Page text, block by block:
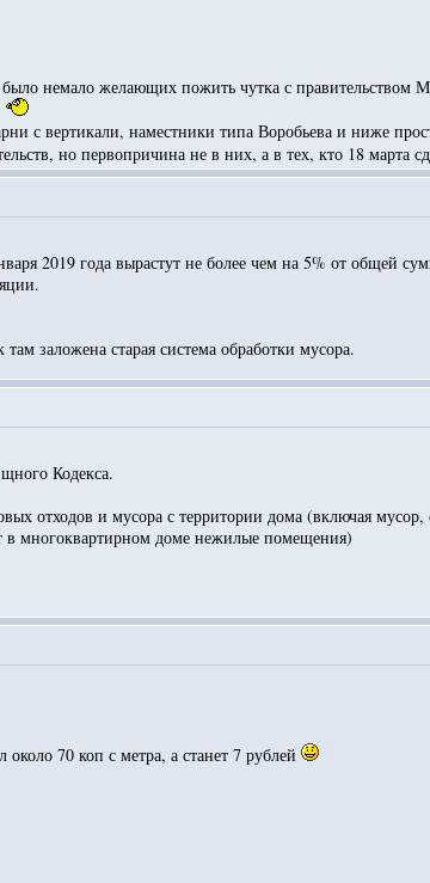
немало желающих пожить чутка с
с вертикали, наместники типа Воробьева и ниже
но первопричина не в них, а в тех, кто 18 марта
2019 года вырастут не более чем на 5% от общей
заложена старая система обработки мусора.
Кодекса.
отходов и мусора с территории дома (включая мусор,
в многоквартирном доме нежилые помещения)
70 коп с метра, а станет 7 рублей